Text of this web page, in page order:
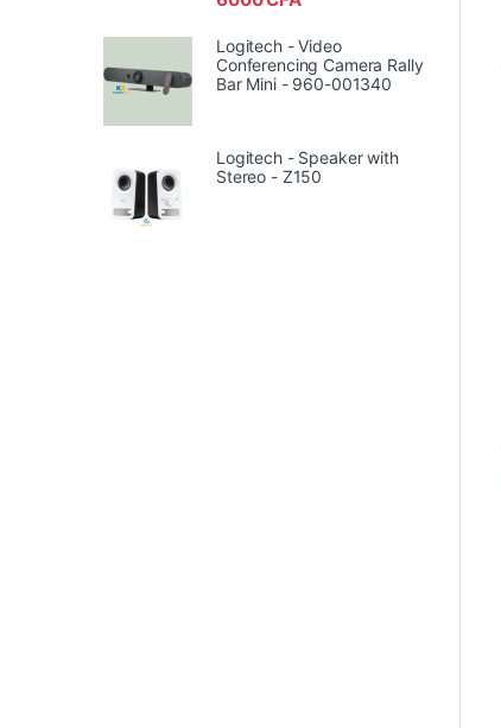
Logitech - Video
Conferencing Camera Rally
Bar Mini - 960-001340
Logitech - Speaker with
Stereo - Z150